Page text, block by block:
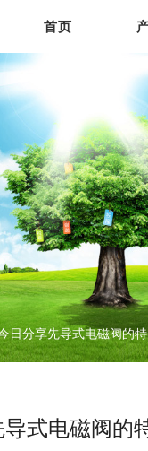
首页
日分享先导式电磁阀的
导式电磁阀